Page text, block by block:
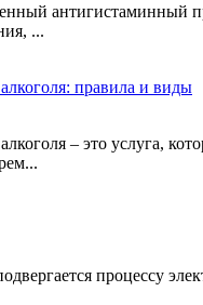
антигистаминный
...
правила и виды
– это услуга,
процессу